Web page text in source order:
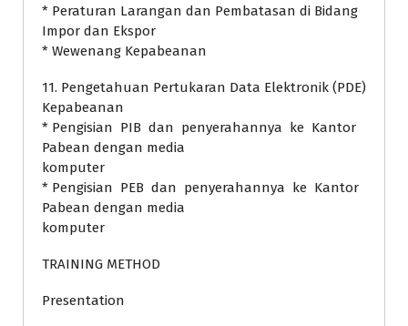
* Peraturan Larangan dan Pembatasan di Bidang
Impor dan Ekspor
* Wewenang Kepabeanan
11. Pengetahuan Pertukaran Data Elektronik (PDE)
Kepabeanan
* Pengisian PIB dan penyerahannya ke Kantor
Pabean dengan media
komputer
* Pengisian PEB dan penyerahannya ke Kantor
Pabean dengan media
komputer
TRAINING METHOD
Presentation